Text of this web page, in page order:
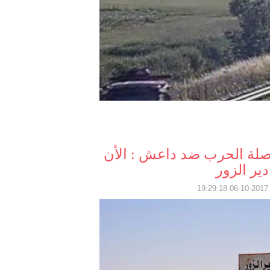
الحرب ضد داعش : الأن
الزور
2017-10-06 19:29:18